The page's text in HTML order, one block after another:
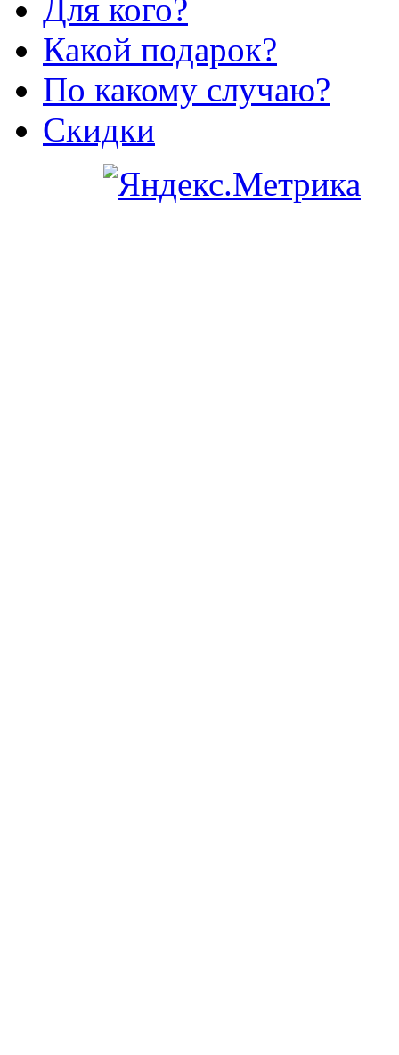
Для кого?
Какой подарок?
По какому случаю?
Скидки